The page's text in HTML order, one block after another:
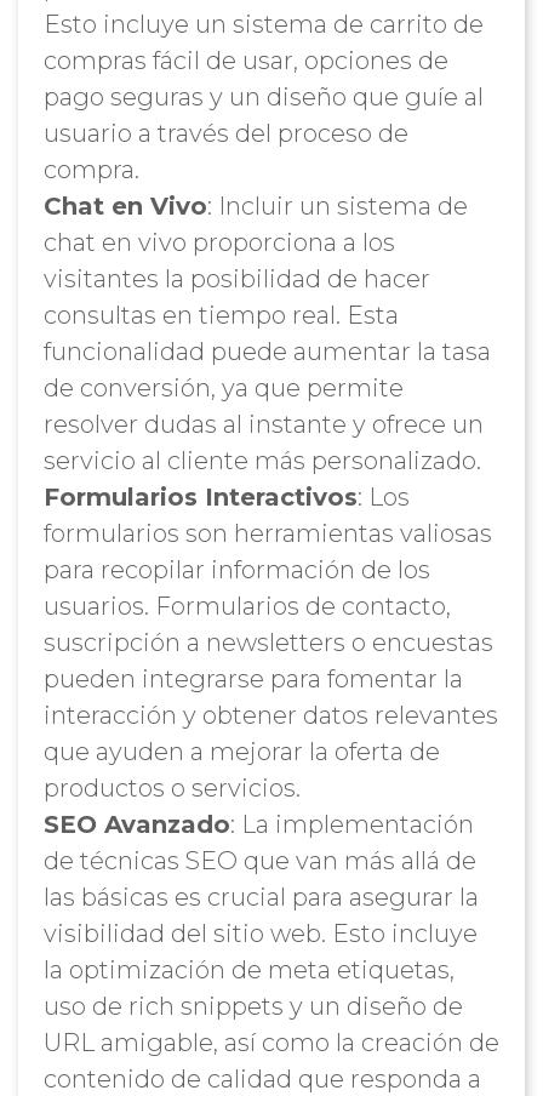
Esto incluye un sistema de carrito de
compras fácil de usar, opciones de
pago seguras y un diseño que guíe al
usuario a través del proceso de
compra.
Chat en Vivo: Incluir un sistema de
chat en vivo proporciona a los
visitantes la posibilidad de hacer
consultas en tiempo real. Esta
funcionalidad puede aumentar la tasa
de conversión, ya que permite
resolver dudas al instante y ofrece un
servicio al cliente más personalizado.
Formularios Interactivos: Los
formularios son herramientas valiosas
para recopilar información de los
usuarios. Formularios de contacto,
suscripción a newsletters o encuestas
pueden integrarse para fomentar la
interacción y obtener datos relevantes
que ayuden a mejorar la oferta de
productos o servicios.
SEO Avanzado: La implementación
de técnicas SEO que van más allá de
las básicas es crucial para asegurar la
visibilidad del sitio web. Esto incluye
la optimización de meta etiquetas,
uso de rich snippets y un diseño de
URL amigable, así como la creación de
contenido de calidad que responda a